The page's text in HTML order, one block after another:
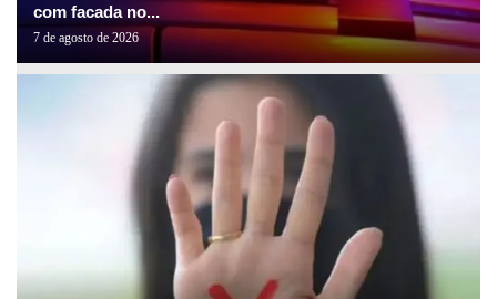
com facada no...
7 de agosto de 2026